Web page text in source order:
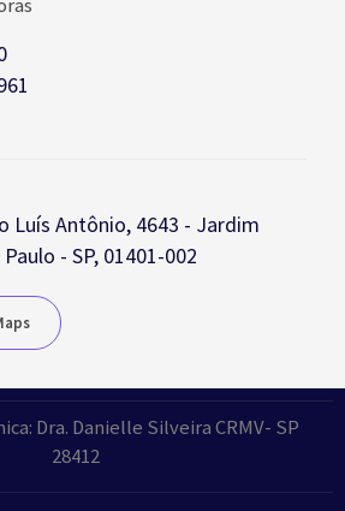
Luís Antônio, 4643 - Jardim
- SP, 01401-002
Dra. Danielle Silveira CRMV- SP
28412